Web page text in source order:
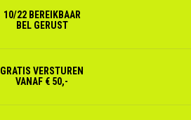
10/22 BEREIKBAAR
BEL GERUST
GRATIS VERSTUREN
VANAF € 50,-